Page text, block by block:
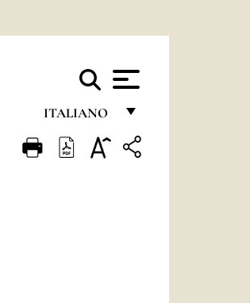
ITALIANO
FRANÇAIS